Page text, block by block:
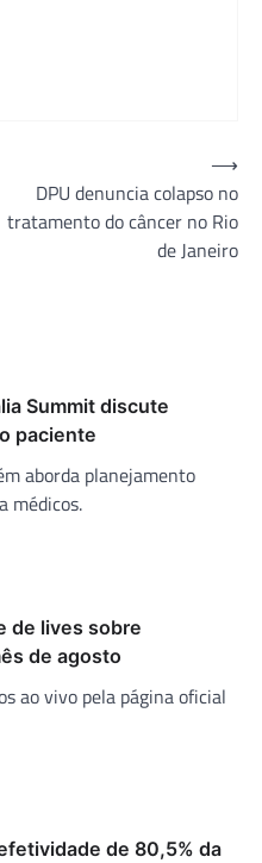
DPU denuncia colapso no
tratamento do câncer no Rio
de Janeiro
⟶
Summit discute
paciente
aborda planejamento
médicos.
de lives sobre
de agosto
ao vivo pela página oficial
de 80,5% da